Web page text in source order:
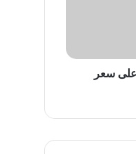
سعر